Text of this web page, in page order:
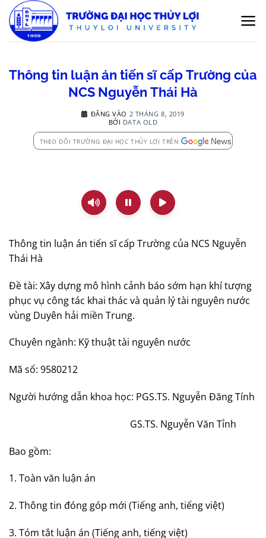
qua
nội
Thông tin luận án tiến sĩ cấp Trường của
NCS Nguyễn Thái Hà
ĐĂNG VÀO 2 THÁNG 8, 2019
BỞI DATA OLD
THEO DÕI TRƯỜNG ĐẠI HỌC THỦY LỢI TRÊN
Thông tin luận án tiến sĩ cấp Trường của NCS Nguyễn
Thái Hà
Đề tài: Xây dựng mô hình cảnh báo sớm hạn khí tượng
phục vụ công tác khai thác và quản lý tài nguyên nước
vùng Duyên hải miền Trung.
Chuyên ngành: Kỹ thuật tài nguyên nước
Mã số: 9580212
Người hướng dẫn khoa học: PGS.TS. Nguyễn Đăng Tính
GS.TS. Nguyễn Văn Tỉnh
Bao gồm:
1. Toàn văn luận án
2. Thông tin đóng góp mới (Tiếng anh, tiếng việt)
3. Tóm tắt luận án (Tiếng anh, tiếng việt)